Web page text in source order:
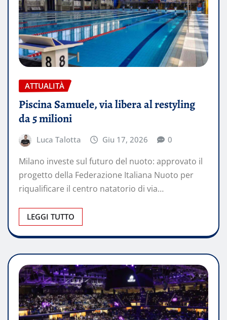
ATTUALITÀ
Piscina Samuele, via libera al restyling
da 5 milioni
Luca Talotta Giu 17, 2026 0
Milano investe sul futuro del nuoto: approvato il
progetto della Federazione Italiana Nuoto per
riqualificare il centro natatorio di via…
LEGGI TUTTO